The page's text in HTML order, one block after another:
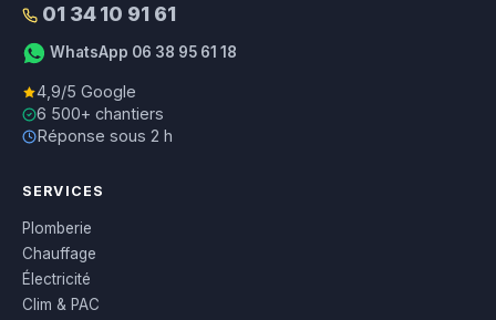
01 34 10 91 61
WhatsApp 06 38 95 61 18
4,9/5 Google
6 500+ chantiers
Réponse sous 2 h
SERVICES
Plomberie
Chauffage
Électricité
Clim & PAC